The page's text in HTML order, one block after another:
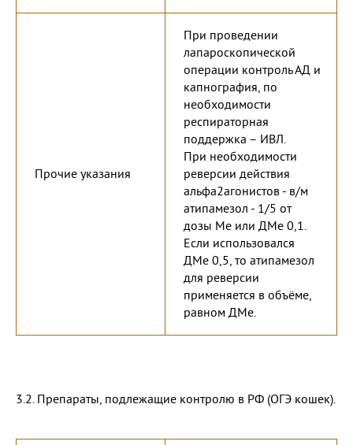
Прочие указания
При проведении
лапароскопической
операции контроль АД и
капнография, по
необходимости
респираторная
поддержка – ИВЛ.
При необходимости
реверсии действия
альфа2агонистов - в/м
атипамезол - 1/5 от
дозы Ме или ДМе 0,1.
Если использовался
ДМе 0,5, то атипамезол
для реверсии
применяется в объёме,
равном ДМе.
3.2. Препараты, подлежащие контролю в РФ (ОГЭ кошек).